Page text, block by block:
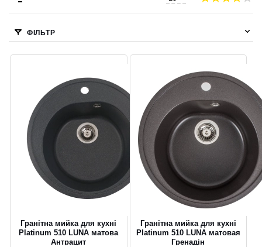
ФІЛЬТР
Гранітна мийка для кухні
Platinum 510 LUNA матова
Антрацит
Гранітна мийка для кухні
Platinum 510 LUNA матовая
Гренадін